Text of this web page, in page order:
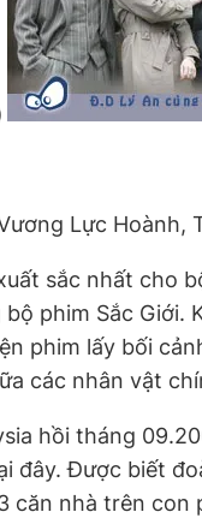
Lực Hoành,
sắc nhất cho
phim Sắc
phim lấy bối
các nhân vật
hồi tháng
đây. Được biết
căn nhà trên con